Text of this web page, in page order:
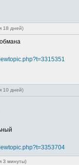
18 дней)
10 дней)
3 минуты)